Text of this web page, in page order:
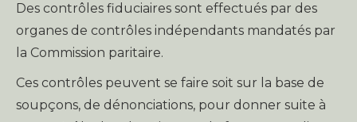
Des contrôles fiduciaires sont effectués par des
organes de contrôles indépendants mandatés par
la Commission paritaire.
Ces contrôles peuvent se faire soit sur la base de
soupçons, de dénonciations, pour donner suite à